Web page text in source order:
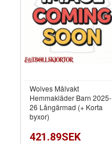
Wolves Målvakt
Hemmakläder Barn 2025-
26 Långärmad (+ Korta
byxor)
421.89SEK